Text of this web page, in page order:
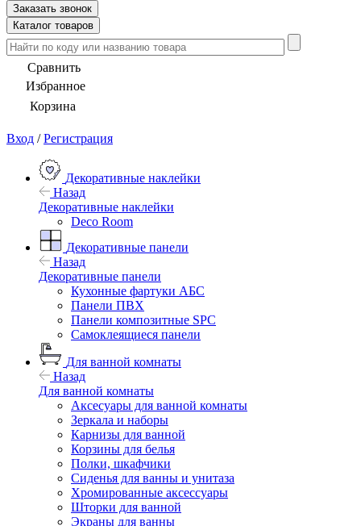
Заказать звонок
Каталог товаров
Сравнить
Избранное
Корзина
Вход / Регистрация
Декоративные наклейки
Назад
Декоративные наклейки
Deco Room
Декоративные панели
Назад
Декоративные панели
Кухонные фартуки АБС
Панели ПВХ
Панели композитные SPC
Самоклеящиеся панели
Для ванной комнаты
Назад
Для ванной комнаты
Аксесуары для ванной комнаты
Зеркала и наборы
Карнизы для ванной
Корзины для белья
Полки, шкафчики
Сиденья для ванны и унитаза
Хромированные аксессуары
Шторки для ванной
Экраны для ванны